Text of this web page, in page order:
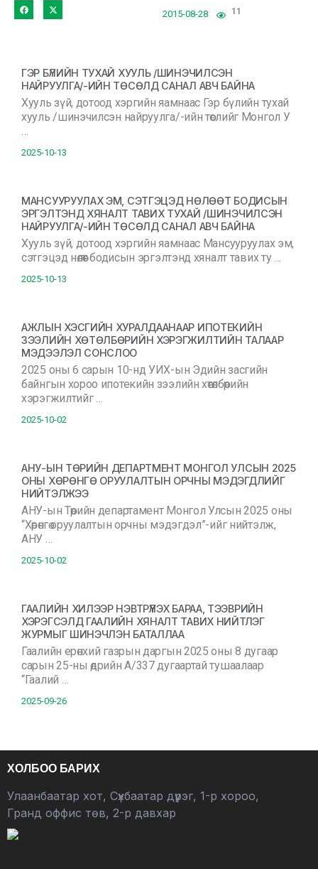
2015-08-28 11
ГЭР БҮЛИЙН ТУХАЙ ХУУЛЬ /ШИНЭЧИЛСЭН
НАЙРУУЛГА/-ИЙН ТӨСӨЛД САНАЛ АВЧ БАЙНА
Хууль зүй, дотоод хэргийн яамнаас Гэр бүлийн тухай
хууль /шинэчилсэн найруулга/-ийн төслийг Монгол У
…
2025-10-13
МАНСУУРУУЛАХ ЭМ, СЭТГЭЦЭД НӨЛӨӨТ БОДИСЫН
ЭРГЭЛТЭНД ХЯНАЛТ ТАВИХ ТУХАЙ /ШИНЭЧИЛСЭН
НАЙРУУЛГА/-ИЙН ТӨСӨЛД САНАЛ АВЧ БАЙНА
Хууль зүй, дотоод хэргийн яамнаас Мансууруулах эм,
сэтгэцэд нөлөөт бодисын эргэлтэнд хяналт тавих ту …
2025-10-13
АЖЛЫН ХЭСГИЙН ХУРАЛДААНААР ИПОТЕКИЙН
ЗЭЭЛИЙН ХӨТӨЛБӨРИЙН ХЭРЭГЖИЛТИЙН ТАЛААР
МЭДЭЭЛЭЛ СОНСЛОО
2025 оны 6 сарын 10-нд УИХ-ын Эдийн засгийн
байнгын хороо ипотекийн зээлийн хөтөлбөрийн
хэрэгжилтийг …
2025-10-02
АНУ-ЫН ТӨРИЙН ДЕПАРТМЕНТ МОНГОЛ УЛСЫН 2025
ОНЫ ХӨРӨНГӨ ОРУУЛАЛТЫН ОРЧНЫ МЭДЭГДЛИЙГ
НИЙТЭЛЖЭЭ
АНУ-ын Төрийн департамент Монгол Улсын 2025 оны
“Хөрөнгө оруулалтын орчны мэдэгдэл”-ийг нийтэлж,
АНУ …
2025-10-02
ГААЛИЙН ХИЛЭЭР НЭВТРҮҮЛЭХ БАРАА, ТЭЭВРИЙН
ХЭРЭГСЭЛД ГААЛИЙН ХЯНАЛТ ТАВИХ НИЙТЛЭГ
ЖУРМЫГ ШИНЭЧЛЭН БАТАЛЛАА
Гаалийн ерөнхий газрын даргын 2025 оны 8 дугаар
сарын 25-ны өдрийн А/337 дугаартай тушаалаар
“Гаалий …
2025-09-26
ХОЛБОО БАРИХ
Улаанбаатар хот, Сүхбаатар дүүрэг, 1-р хороо,
Гранд оффис төв, 2-р давхар